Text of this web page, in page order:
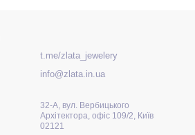
t.me/zlata_jewelery
info@zlata.in.ua
32-А, вул. Вербицького
Архітектора, офіс 109/2, Київ
02121